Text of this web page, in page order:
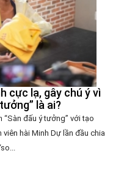
cực lạ, gây chú ý vì
là ai?
đấu ý tưởng” với tạo
viên hài Minh Dự lần đầu chia